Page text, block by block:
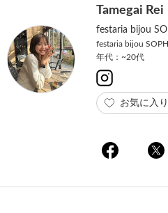
Tamegai Rei
festaria bijou
festaria bijou
年代：~20代
お気に入